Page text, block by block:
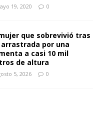
19, 2020 0
que sobrevivió tras
por una
a casi 10 mil
de altura
5, 2026 0